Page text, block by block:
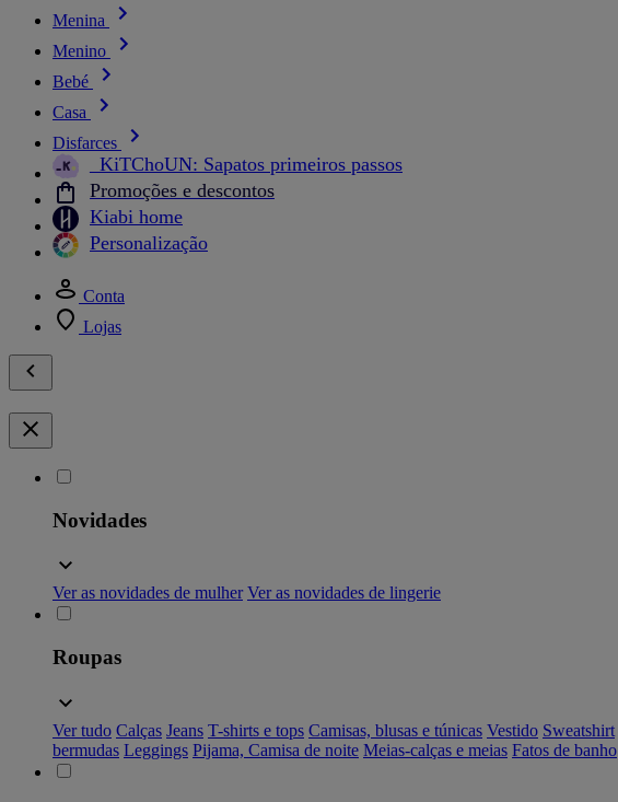
Menina
Menino
Bebé
Casa
Disfarces
_KiTChoUN: Sapatos primeiros passos
Promoções e descontos
Kiabi home
Personalização
Conta
Lojas
Novidades
Ver as novidades de mulher Ver as novidades de lingerie
Roupas
Ver tudo Calças Jeans T-shirts e tops Camisas, blusas e túnicas Vestido Sweatshirt
bermudas Leggings Pijama, Camisa de noite Meias-calças e meias Fatos de banho